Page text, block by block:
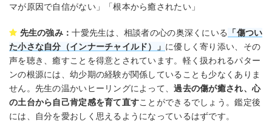
マが原因で自信がない」「根本から癒されたい」
先生の強み：十愛先生は、相談者の心の奥深くにいる
「傷つい
た小さな自分（インナーチャイルド）」 に優しく寄り添い、その
声を聴き、癒すことを得意とされています。軽く扱われるパター
ンの根源には、幼少期の経験が関係していることも少なくありま
せん。先生の温かいヒーリングによって、過去の傷が癒され、心
の土台から自己肯定感を育て直すことができるでしょう。鑑定後
には、自分を愛おしく思えるようになっているはずです。